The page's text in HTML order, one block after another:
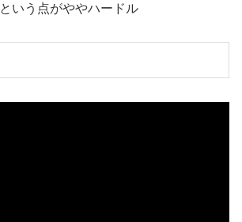
という点がややハードル